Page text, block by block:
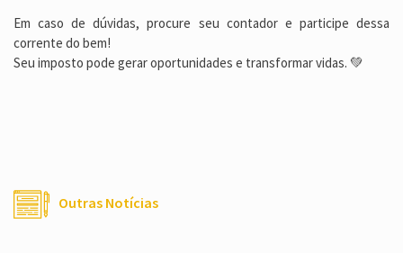
Em caso de dúvidas, procure seu contador e participe dessa
corrente do bem!
Seu imposto pode gerar oportunidades e transformar vidas. 💚
Outras Notícias